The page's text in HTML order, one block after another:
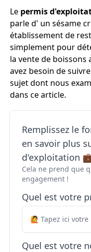
Le permis
parle d' un sésame
établissement de
simplement pour
la vente de boissons
avez besoin de
sujet dont nous
dans ce article.
Remplissez le
en savoir plus
d'exploitation
Cela ne prend que
engagement !
Quel est votre
Quel est votre